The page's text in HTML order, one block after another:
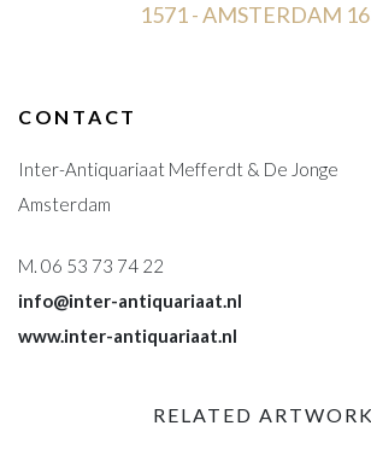
1571 - AMSTERDAM
CONTACT
Inter-Antiquariaat Mefferdt & De Jonge
Amsterdam
M. 06 53 73 74 22
info@inter-antiquariaat.nl
www.inter-antiquariaat.nl
RELATED